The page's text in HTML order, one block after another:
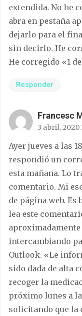
extendida. No he
abra en pestaña
dejarlo para el
sin decirlo. He
He corregido «1
Responder
Francesc
3 abril, 2020
Ayer jueves a las
respondió un
esta mañana. Lo
comentario. Mi
de página web.
lea este
intercambiando
Outlook. «Le
sido dada de alta
recoger la
próximo lunes a
solicitando que la